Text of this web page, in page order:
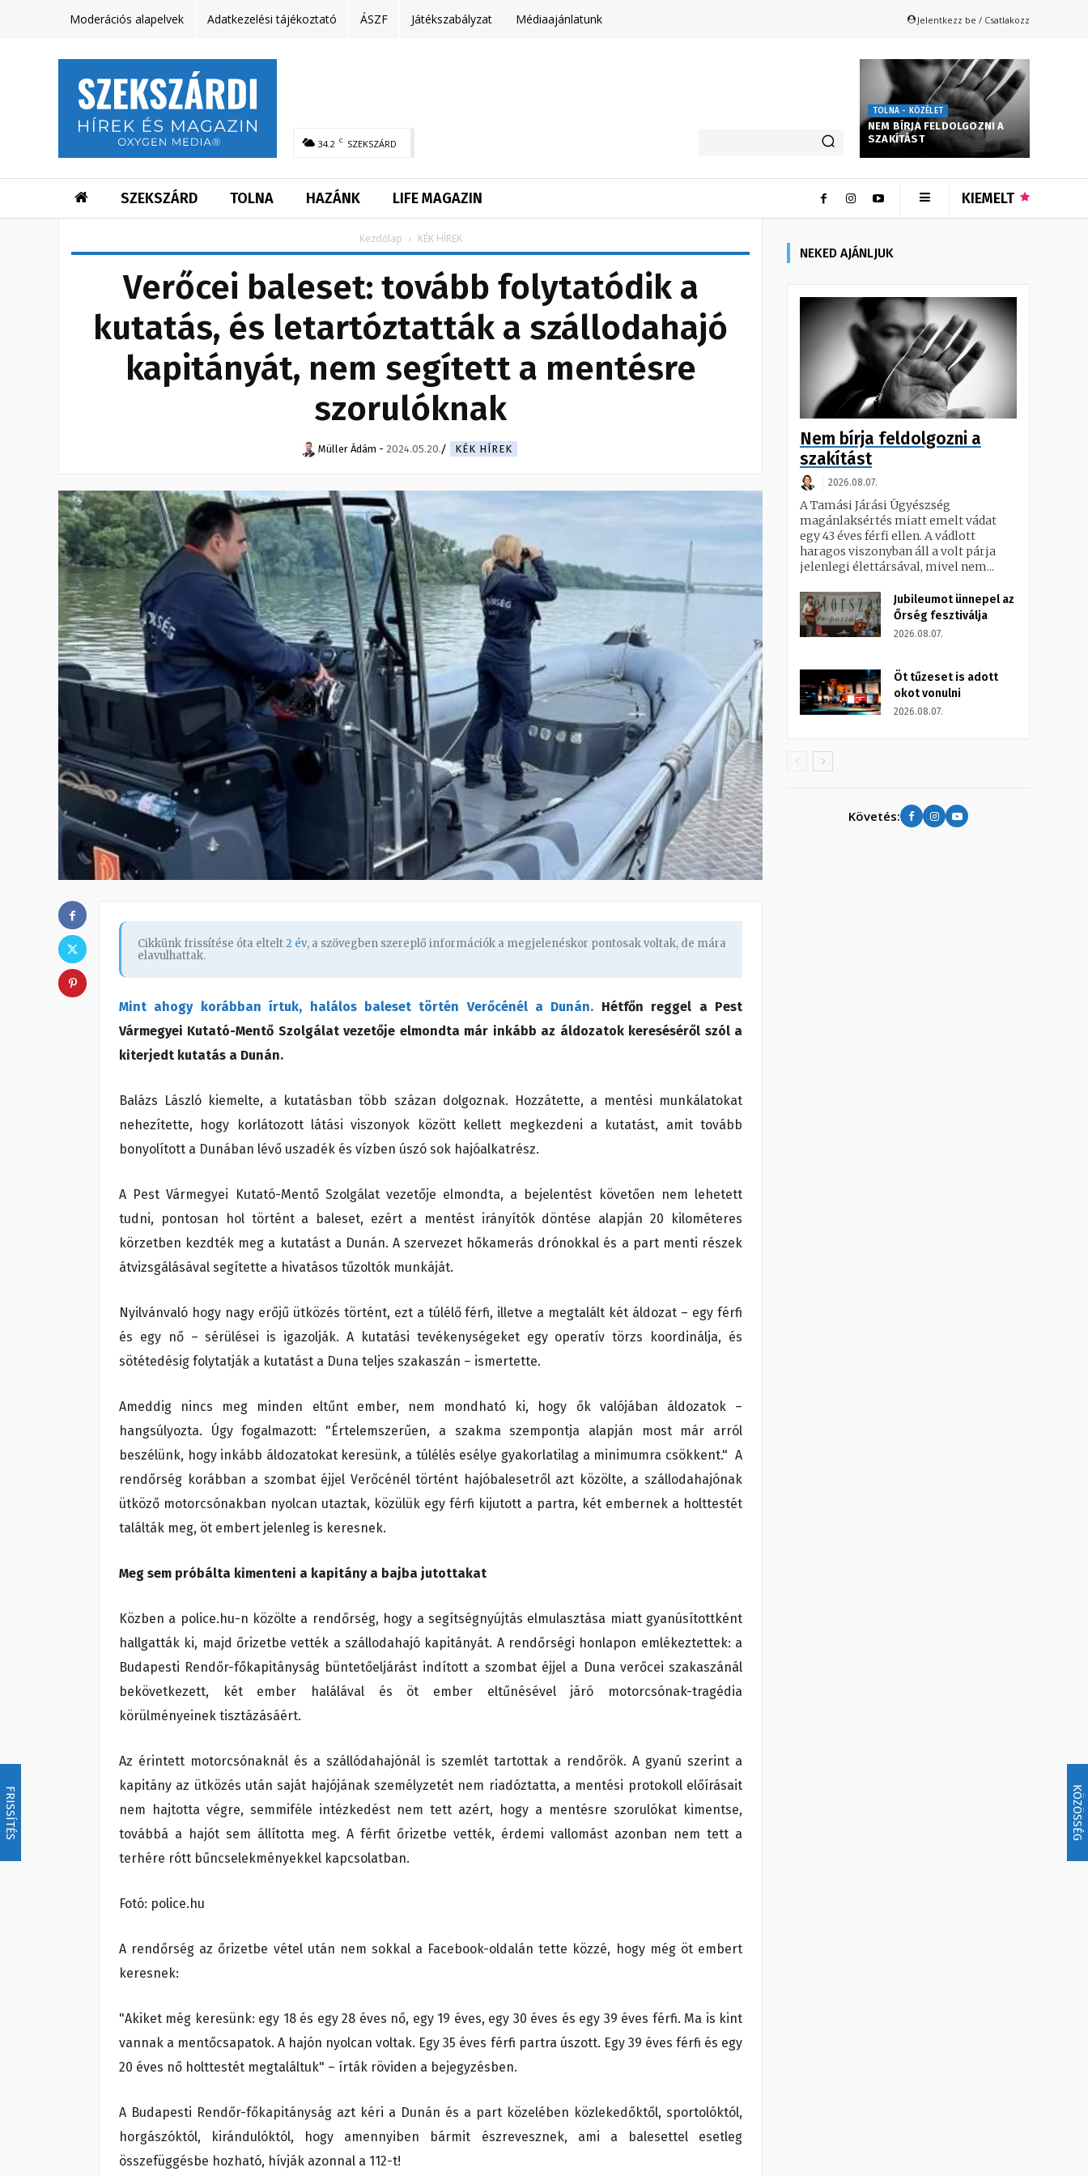
FRISSÍTÉS KÖZÖSSÉG
Moderációs alapelvek Adatkezelési tájékoztató ÁSZF Játékszabályzat Médiaajánlatunk Jelentkezz be / Csatlakozz
34.2 C SZEKSZÁRD
TOLNA - KÖZÉLET
NEM BÍRJA FELDOLGOZNI A
SZAKÍTÁST
SZEKSZÁRD TOLNA HAZÁNK LIFE MAGAZIN KIEMELT
Kezdőlap KÉK HÍREK
Verőcei baleset: tovább folytatódik a
kutatás, és letartóztatták a szállodahajó
kapitányát, nem segített a mentésre
szorulóknak
Müller Ádám - 2024.05.20. KÉK HÍREK
Cikkünk frissítése óta eltelt2 év, a szövegben szereplő információk a megjelenéskor pontosak voltak, de mára
elavulhattak.
Mint ahogy korábban írtuk, halálos baleset történ Verőcénél a Dunán. Hétfőn reggel a Pest
Vármegyei Kutató-Mentő Szolgálat vezetője elmondta már inkább az áldozatok kereséséről szól a
kiterjedt kutatás a Dunán.
Balázs László kiemelte, a kutatásban több százan dolgoznak. Hozzátette, a mentési munkálatokat
nehezítette, hogy korlátozott látási viszonyok között kellett megkezdeni a kutatást, amit tovább
bonyolított a Dunában lévő uszadék és vízben úszó sok hajóalkatrész.
A Pest Vármegyei Kutató-Mentő Szolgálat vezetője elmondta, a bejelentést követően nem lehetett
tudni, pontosan hol történt a baleset, ezért a mentést irányítók döntése alapján 20 kilométeres
körzetben kezdték meg a kutatást a Dunán. A szervezet hőkamerás drónokkal és a part menti részek
átvizsgálásával segítette a hivatásos tűzoltók munkáját.
Nyilvánvaló hogy nagy erőjű ütközés történt, ezt a túlélő férfi, illetve a megtalált két áldozat – egy férfi
és egy nő – sérülései is igazolják. A kutatási tevékenységeket egy operatív törzs koordinálja, és
sötétedésig folytatják a kutatást a Duna teljes szakaszán – ismertette.
Ameddig nincs meg minden eltűnt ember, nem mondható ki, hogy ők valójában áldozatok –
hangsúlyozta. Úgy fogalmazott: "Értelemszerűen, a szakma szempontja alapján most már arról
beszélünk, hogy inkább áldozatokat keresünk, a túlélés esélye gyakorlatilag a minimumra csökkent." A
rendőrség korábban a szombat éjjel Verőcénél történt hajóbalesetről azt közölte, a szállodahajónak
ütköző motorcsónakban nyolcan utaztak, közülük egy férfi kijutott a partra, két embernek a holttestét
találták meg, öt embert jelenleg is keresnek.
Meg sem próbálta kimenteni a kapitány a bajba jutottakat
Közben a police.hu-n közölte a rendőrség, hogy a segítségnyújtás elmulasztása miatt gyanúsítottként
hallgatták ki, majd őrizetbe vették a szállodahajó kapitányát. A rendőrségi honlapon emlékeztettek: a
Budapesti Rendőr-főkapitányság büntetőeljárást indított a szombat éjjel a Duna verőcei szakaszánál
bekövetkezett, két ember halálával és öt ember eltűnésével járó motorcsónak-tragédia
körülményeinek tisztázásáért.
Az érintett motorcsónaknál és a szállódahajónál is szemlét tartottak a rendőrök. A gyanú szerint a
kapitány az ütközés után saját hajójának személyzetét nem riadóztatta, a mentési protokoll előírásait
nem hajtotta végre, semmiféle intézkedést nem tett azért, hogy a mentésre szorulókat kimentse,
továbbá a hajót sem állította meg. A férfit őrizetbe vették, érdemi vallomást azonban nem tett a
terhére rótt bűncselekményekkel kapcsolatban.
Fotó: police.hu
A rendőrség az őrizetbe vétel után nem sokkal a Facebook-oldalán tette közzé, hogy még öt embert
keresnek:
"Akiket még keresünk: egy 18 és egy 28 éves nő, egy 19 éves, egy 30 éves és egy 39 éves férfi. Ma is kint
vannak a mentőcsapatok. A hajón nyolcan voltak. Egy 35 éves férfi partra úszott. Egy 39 éves férfi és egy
20 éves nő holttestét megtaláltuk" – írták röviden a bejegyzésben.
A Budapesti Rendőr-főkapitányság azt kéri a Dunán és a part közelében közlekedőktől, sportolóktól,
horgászóktól, kirándulóktól, hogy amennyiben bármit észrevesznek, ami a balesettel esetleg
összefüggésbe hozható, hívják azonnal a 112-t!
NEKED AJÁNLJUK
Nem bírja feldolgozni a
szakítást
2026.08.07.
A Tamási Járási Ügyészség
magánlaksértés miatt emelt vádat
egy 43 éves férfi ellen. A vádlott
haragos viszonyban áll a volt párja
jelenlegi élettársával, mivel nem...
Jubileumot ünnepel az
Őrség fesztiválja
2026.08.07.
Öt tűzeset is adott
okot vonulni
2026.08.07.
Követés: